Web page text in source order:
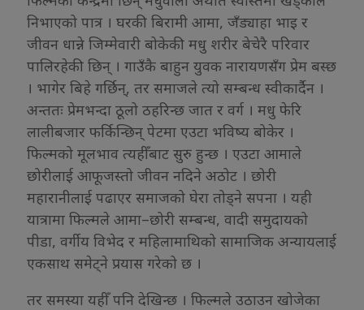
निभाएको पात्र । घरकी बिरामी आमा, जँड्याहा भाइ र
जीवन धान्ने जिम्मेवारी बोकेकी मधु शरीर बेचेरै परिवार
पालिरहेकी छिन् । गाउँकै बाहुन युवक नारायणसँग प्रेम बस्छ
। भागेर बिहे गर्छिन्, तर समाजले त्यो सम्बन्ध स्वीकार्दैन ।
अन्ततः प्रेमभन्दा ठूलो ठहरिन्छ जात र वर्ग । मधु फेरि
लालीबजार फर्किन्छिन् पेटमा एउटा भविष्य बोकेर ।
फिल्मको मूलभाव त्यहीँबाट सुरु हुन्छ । एउटा आमाले
छोरीलाई आफूजस्तो जीवन नदिने अठोट । छोरी
महारानीलाई पढाएर समाजको घेरा तोड्ने सपना । यही
यात्रामा फिल्मले आमा–छोरी सम्बन्ध, वादी समुदायको
पीडा, वर्गीय विभेद र महिलामाथिको सामाजिक अन्यायलाई
एकसाथ समेट्ने प्रयास गरेको छ ।
तर समस्या यहीँ पनि देखिन्छ । फिल्मले उठाउन खोजेका